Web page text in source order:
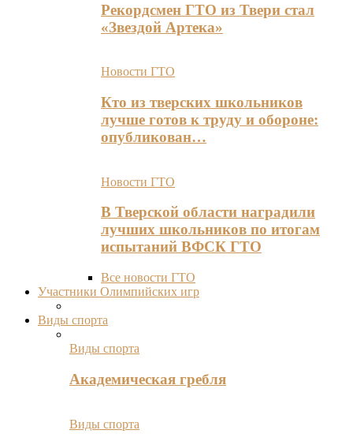
Рекордсмен ГТО из Твери стал
«Звездой Артека»
Новости ГТО
Кто из тверских школьников
лучше готов к труду и обороне:
опубликован…
Новости ГТО
В Тверской области наградили
лучших школьников по итогам
испытаний ВФСК ГТО
Все новости ГТО
Участники Олимпийских игр
Виды спорта
Виды спорта
Академическая гребля
Виды спорта